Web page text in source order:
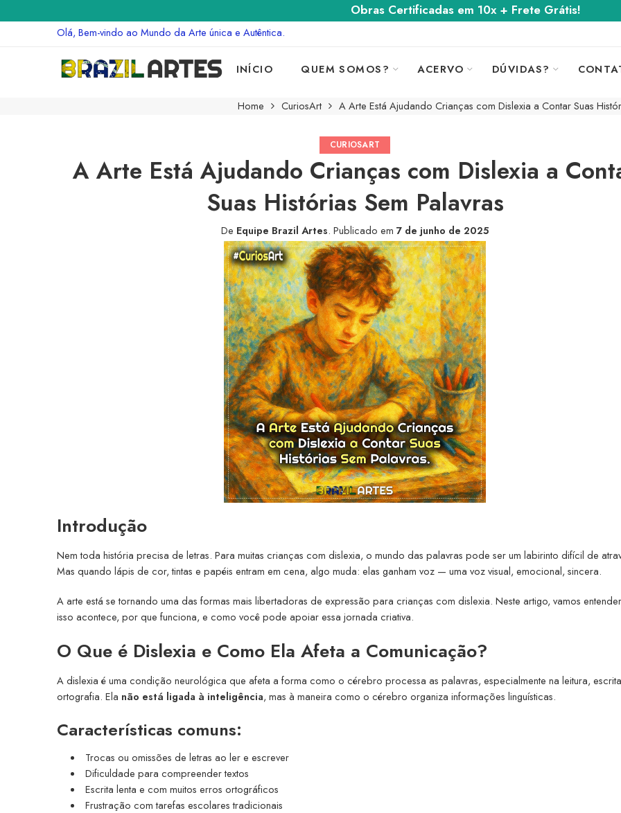
Obras Certificadas em 10x + Frete Grátis!
Olá, Bem-vindo ao Mundo da Arte única e Autêntica.
INÍCIO QUEM SOMOS? ACERVO DÚVIDAS?
Home CuriosArt A Arte Está Ajudando Crianças com Dislexia a Contar Suas
CURIOSART
A Arte Está Ajudando Crianças com Dislexia a
Suas Histórias Sem Palavras
De Equipe Brazil Artes. Publicado em 7 de junho de 2025
Introdução
Nem toda história precisa de letras. Para muitas crianças com dislexia, o mundo das palavras pode ser um labirinto difícil de
Mas quando lápis de cor, tintas e papéis entram em cena, algo muda: elas ganham voz — uma voz visual, emocional, sincera.
A arte está se tornando uma das formas mais libertadoras de expressão para crianças com dislexia. Neste artigo, vamos
isso acontece, por que funciona, e como você pode apoiar essa jornada criativa.
O Que é Dislexia e Como Ela Afeta a Comunicação?
A dislexia é uma condição neurológica que afeta a forma como o cérebro processa as palavras, especialmente na leitura,
ortografia. Ela não está ligada à inteligência, mas à maneira como o cérebro organiza informações linguísticas.
Características comuns:
Trocas ou omissões de letras ao ler e escrever
Dificuldade para compreender textos
Escrita lenta e com muitos erros ortográficos
Frustração com tarefas escolares tradicionais